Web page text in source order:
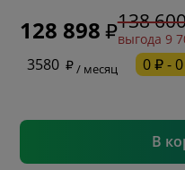
128 898 138
выгода 9
3580
/ месяц 0 ₽ -
В
* необязательное